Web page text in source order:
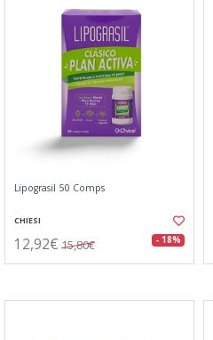
Lipograsil 50 Comps
CHIESI
12,92€ 15,80€ - 18%